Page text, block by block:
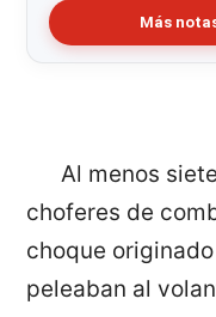
Más
Al menos
choferes de
choque
peleaban al